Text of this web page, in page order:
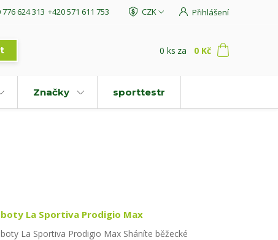
CZK Přihlášení
776 624 313 +420 571 611 753
0 ks za 0 Kč
Značky sporttestr
boty La Sportiva Prodigio Max
boty La Sportiva Prodigio Max Sháníte běžecké